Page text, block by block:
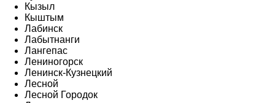
Кызыл
Кыштым
Лабинск
Лабытнанги
Лангепас
Лениногорск
Ленинск-Кузнецкий
Лесной
Лесной Городок